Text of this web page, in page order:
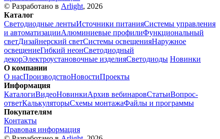
© Разработано в Arlight, 2026
Каталог
Светодиодные лентыИсточники питанияСистемы управления
и автоматизацииАлюминиевые профилиФункциональный
светДизайнерский светСистемы освещенияНаружное
освещениеГибкий неонСветодиодный
декорЭлектроустановочные изделияСветодиоды Новинки
О компании
О насПроизводствоНовостиПроекты
Информация
КаталогиВидеоНовинкиАрхив вебинаровСтатьиВопрос-
ответКалькуляторыСхемы монтажаФайлы и программы
Покупателям
Контакты
Правовая информация